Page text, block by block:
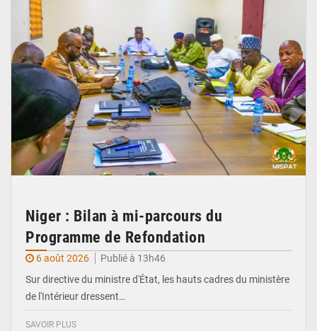
Niger : Bilan à mi-parcours du
Programme de Refondation
6 août 2026
Publié à 13h46
Sur directive du ministre d'État, les hauts cadres du ministère
de l'Intérieur dressent…
SAVOIR PLUS